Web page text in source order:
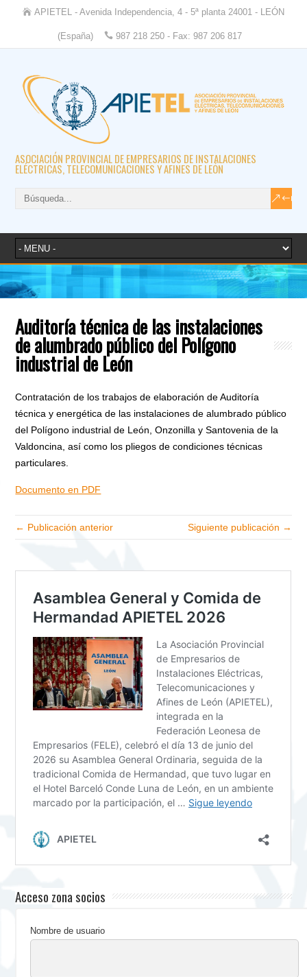
APIETEL - Avenida Independencia, 4 - 5ª planta 24001 - LEÓN
(España) 987 218 250 - Fax: 987 206 817
ASOCIACIÓN PROVINCIAL DE EMPRESARIOS DE INSTALACIONES
ELÉCTRICAS, TELECOMUNICACIONES Y AFINES DE LEÓN
Auditoría técnica de las instalaciones
de alumbrado público del Polígono
industrial de León
Contratación de los trabajos de elaboración de Auditoría
técnica y energética de las instalaciones de alumbrado público
del Polígono industrial de León, Onzonilla y Santovenia de la
Valdoncina, así como los pliegos de condiciones técnicas
particulares.
Documento en PDF
← Publicación anterior Siguiente publicación →
Acceso zona socios
Nombre de usuario